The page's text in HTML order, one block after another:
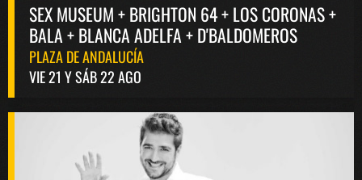
SEX MUSEUM + BRIGHTON 64 + LOS CORONAS +
BALA + BLANCA ADELFA + D'BALDOMEROS
PLAZA DE ANDALUCÍA
VIE 21 Y SÁB 22 AGO